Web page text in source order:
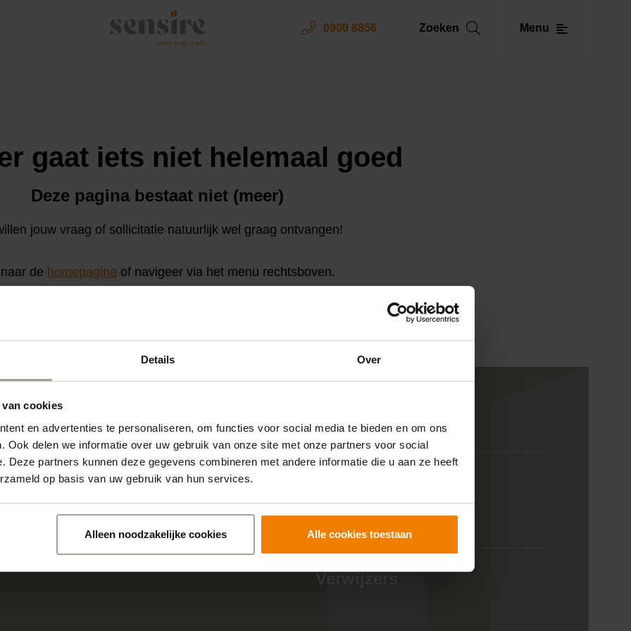
Details Over
cookies
en advertenties te personaliseren, om functies voor social media te bieden en om ons
Ook delen we informatie over uw gebruik van onze site met onze partners voor social
Deze partners kunnen deze gegevens combineren met andere informatie die u aan ze heeft
op basis van uw gebruik van hun services.
Alleen noodzakelijke cookies Alle cookies toestaan
Sensire logo
0900 8856 Zoeken Menu
Ontdek onze zorgzoeker
juiste zorg?
Direct contact
info@sensire.nl
gaat iets niet helemaal goed
Deze pagina bestaat niet (meer)
jouw vraag of sollicitatie natuurlijk wel graag ontvangen!
de homepaginaof navigeer via het menu rechtsboven.
Contact
Verwijzers